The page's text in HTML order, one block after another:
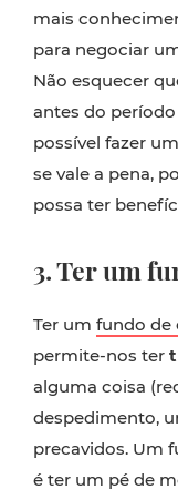
mais
para negociar
Não esquecer
antes do
possível fazer
se vale a pena,
possa ter
3.Ter um
Ter um fundo de
permite-nos ter
alguma coisa
despedimento,
precavidos. Um
é ter um pé de